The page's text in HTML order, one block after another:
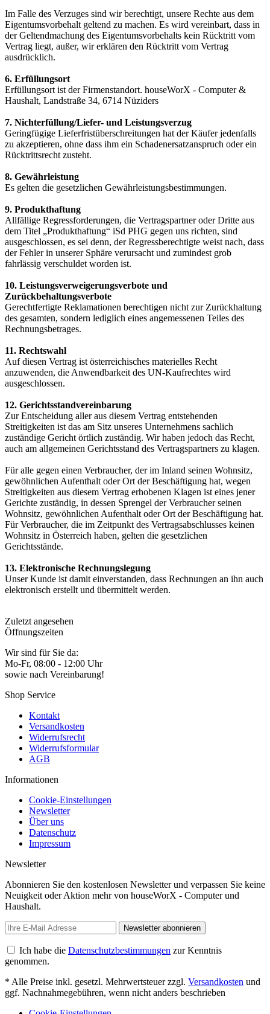
Im Falle des Verzuges sind wir berechtigt, unsere Rechte aus dem
Eigentumsvorbehalt geltend zu machen. Es wird vereinbart, dass in
der Geltendmachung des Eigentumsvorbehalts kein Rücktritt vom
Vertrag liegt, außer, wir erklären den Rücktritt vom Vertrag
ausdrücklich.
6. Erfüllungsort
Erfüllungsort ist der Firmenstandort. houseWorX - Computer &
Haushalt, Landstraße 34, 6714 Nüziders
7. Nichterfüllung/Liefer- und Leistungsverzug
Geringfügige Lieferfristüberschreitungen hat der Käufer jedenfalls
zu akzeptieren, ohne dass ihm ein Schadenersatzanspruch oder ein
Rücktrittsrecht zusteht.
8. Gewährleistung
Es gelten die gesetzlichen Gewährleistungsbestimmungen.
9. Produkthaftung
Allfällige Regressforderungen, die Vertragspartner oder Dritte aus
dem Titel „Produkthaftung“ iSd PHG gegen uns richten, sind
ausgeschlossen, es sei denn, der Regressberechtigte weist nach, dass
der Fehler in unserer Sphäre verursacht und zumindest grob
fahrlässig verschuldet worden ist.
10. Leistungsverweigerungsverbote und
Zurückbehaltungsverbote
Gerechtfertigte Reklamationen berechtigen nicht zur Zurückhaltung
des gesamten, sondern lediglich eines angemessenen Teiles des
Rechnungsbetrages.
11. Rechtswahl
Auf diesen Vertrag ist österreichisches materielles Recht
anzuwenden, die Anwendbarkeit des UN-Kaufrechtes wird
ausgeschlossen.
12. Gerichtsstandvereinbarung
Zur Entscheidung aller aus diesem Vertrag entstehenden
Streitigkeiten ist das am Sitz unseres Unternehmens sachlich
zuständige Gericht örtlich zuständig. Wir haben jedoch das Recht,
auch am allgemeinen Gerichtsstand des Vertragspartners zu klagen.
Für alle gegen einen Verbraucher, der im Inland seinen Wohnsitz,
gewöhnlichen Aufenthalt oder Ort der Beschäftigung hat, wegen
Streitigkeiten aus diesem Vertrag erhobenen Klagen ist eines jener
Gerichte zuständig, in dessen Sprengel der Verbraucher seinen
Wohnsitz, gewöhnlichen Aufenthalt oder Ort der Beschäftigung hat.
Für Verbraucher, die im Zeitpunkt des Vertragsabschlusses keinen
Wohnsitz in Österreich haben, gelten die gesetzlichen
Gerichtsstände.
13. Elektronische Rechnungslegung
Unser Kunde ist damit einverstanden, dass Rechnungen an ihn auch
elektronisch erstellt und übermittelt werden.
Zuletzt angesehen
Öffnungszeiten
Wir sind für Sie da:
Mo-Fr, 08:00 - 12:00 Uhr
sowie nach Vereinbarung!
Shop Service
Kontakt
Versandkosten
Widerrufsrecht
Widerrufsformular
AGB
Informationen
Cookie-Einstellungen
Newsletter
Über uns
Datenschutz
Impressum
Newsletter
Abonnieren Sie den kostenlosen Newsletter und verpassen Sie keine
Neuigkeit oder Aktion mehr von houseWorX - Computer und
Haushalt.
Newsletter abonnieren
Ich habe die Datenschutzbestimmungen zur Kenntnis
genommen.
* Alle Preise inkl. gesetzl. Mehrwertsteuer zzgl. Versandkosten und
ggf. Nachnahmegebühren, wenn nicht anders beschrieben